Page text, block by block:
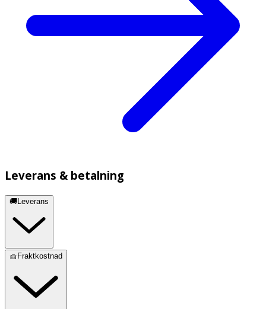
Leverans & betalning
🚚Leverans
🧺Fraktkostnad